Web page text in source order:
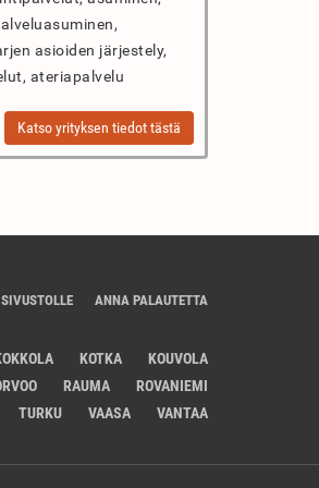
asioiden järjestely,
ateriapalvelu
Katso yrityksen tiedot tästä
ANNA PALAUTETTA
KOTKA
KOUVOLA
RAUMA
ROVANIEMI
TURKU VAASA VANTAA